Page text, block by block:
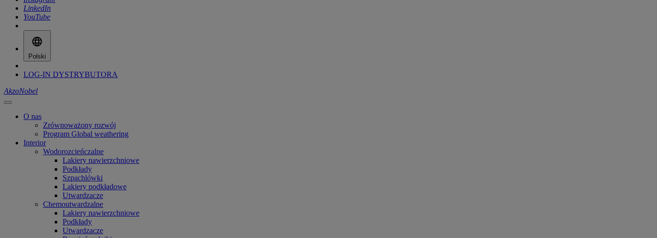
LinkedIn
YouTube
Polski
LOG-IN DYSTRYBUTORA
AkzoNobel
O nas
Zrównoważony rozwój
Program Global weathering
Interior
Wodorozcieńczalne
Lakiery nawierzchniowe
Podkłady
Szpachlówki
Lakiery podkładowe
Utwardzacze
Chemoutwardzalne
Lakiery nawierzchniowe
Podkłady
Utwardzacze